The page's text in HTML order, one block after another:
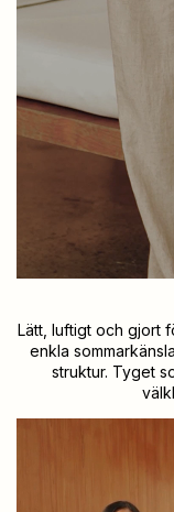
Lätt, luftigt och gjort
enkla
struktur. Tyget